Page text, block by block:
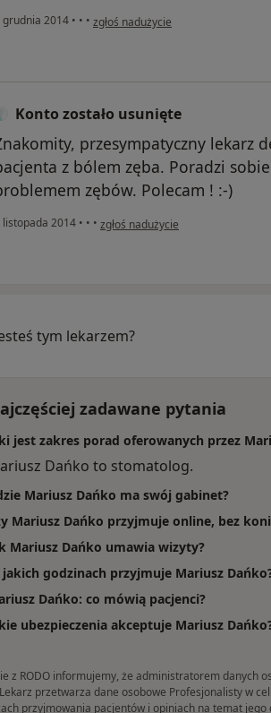
grudnia 2014 • • • w opinii użytkownika Iza
zgłoś nadużycie
Konto zostało usunięte
przesympatyczny lekarz
z bólem zęba. Poradzi
zębów. Polecam ! :-)
listopada 2014 • • • w opinii użytkownika Konto zostało
zgłoś nadużycie
tym lekarzem?
zadawane pytania
jest zakres porad oferowanych przez
Dańko to stomatolog.
Mariusz Dańko ma swój gabinet?
Mariusz Dańko przyjmuje online, bez
Mariusz Dańko umawia wizyty?
jakich godzinach przyjmuje Mariusz
Dańko: co mówią pacjenci?
ubezpieczenia akceptuje Mariusz
z RODO informujemy, że administratorem danych
przetwarza dane osobowe Profesjonalisty w
przyjmowania pacjentów i opiniach na temat jego